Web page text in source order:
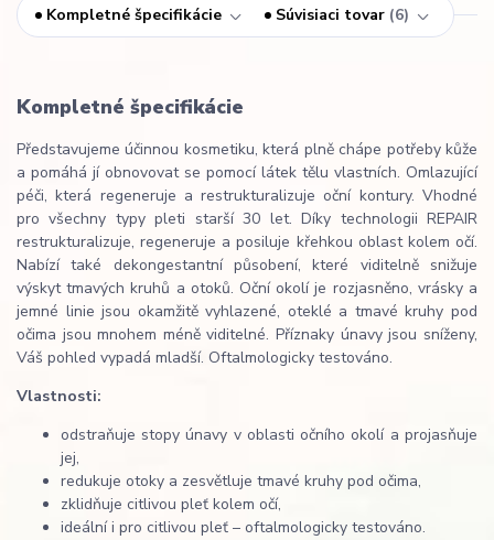
Kompletné špecifikácie Súvisiaci tovar 6
Kompletné špecifikácie
Představujeme účinnou kosmetiku, která plně chápe potřeby kůže
a pomáhá jí obnovovat se pomocí látek tělu vlastních. Omlazující
péči, která regeneruje a restrukturalizuje oční kontury. Vhodné
pro všechny typy pleti starší 30 let. Díky technologii REPAIR
restrukturalizuje, regeneruje a posiluje křehkou oblast kolem očí.
Nabízí také dekongestantní působení, které viditelně snižuje
výskyt tmavých kruhů a otoků. Oční okolí je rozjasněno, vrásky a
jemné linie jsou okamžitě vyhlazené, oteklé a tmavé kruhy pod
očima jsou mnohem méně viditelné. Příznaky únavy jsou sníženy,
Váš pohled vypadá mladší. Oftalmologicky testováno.
Vlastnosti:
odstraňuje stopy únavy v oblasti očního okolí a projasňuje
jej,
redukuje otoky a zesvětluje tmavé kruhy pod očima,
zklidňuje citlivou pleť kolem očí,
ideální i pro citlivou pleť – oftalmologicky testováno.